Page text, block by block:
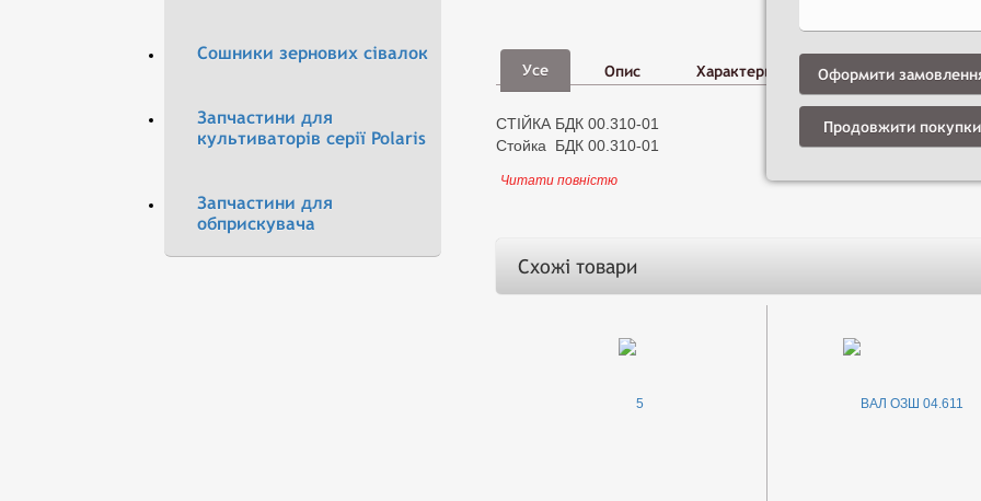
Сошники зернових сівалок
Запчастини для
культиваторів серії Polaris
Запчастини для
обприскувача
Усе Опис Характеристики
Фото,
Відео
і
СТІЙКА БДК 00.310-01
Стойка БДК 00.310-01
Читати повністю
Схожі товари
Оформити
Продовжити покупки